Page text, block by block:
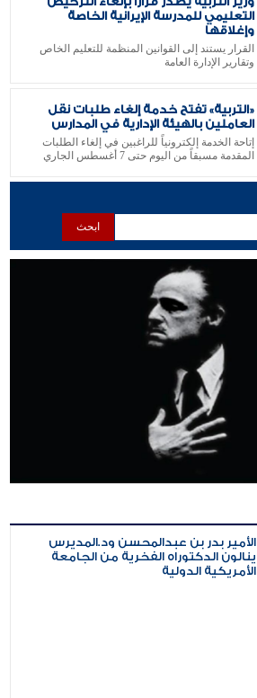
التعليمي للمدرسة الإيرانية الخاصة
وإغلاقها
القرار يستند إلى القوانين المنظمة للتعليم الخاص
وتقارير الإدارة العامة
«التربية» تفتح خدمة إلغاء طلبات نقل
العاملين بالهيئة الإدارية في المدارس
إتاحة الخدمة إلكترونياً للراغبين في إلغاء الطلبات
المقدمة مسبقاً من اليوم حتى 7 أغسطس الجاري
الأمير بدر بن عبدالمحسن ود.المديرس
ينالون الدكتوراه الفخرية من الجامعة
الأمريكية الدولية